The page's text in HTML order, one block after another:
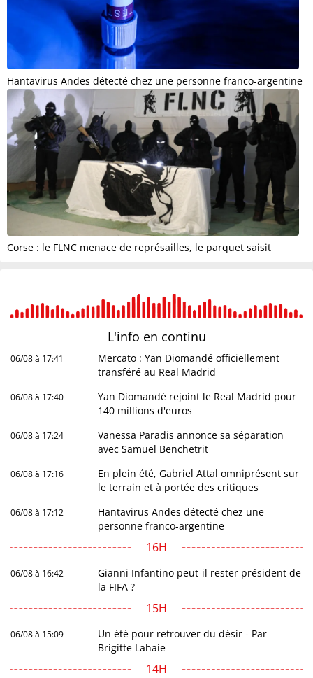
Hantavirus Andes détecté chez une personne franco-argentine
Corse : le FLNC menace de représailles, le parquet saisit
L'info en continu
06/08 à 17:41
Mercato : Yan Diomandé officiellement
transféré au Real Madrid
06/08 à 17:40
Yan Diomandé rejoint le Real Madrid pour
140 millions d'euros
06/08 à 17:24
Vanessa Paradis annonce sa séparation
avec Samuel Benchetrit
06/08 à 17:16
En plein été, Gabriel Attal omniprésent sur
le terrain et à portée des critiques
06/08 à 17:12
Hantavirus Andes détecté chez une
personne franco-argentine
16H
06/08 à 16:42
Gianni Infantino peut-il rester président de
la FIFA ?
15H
06/08 à 15:09
Un été pour retrouver du désir - Par
Brigitte Lahaie
14H